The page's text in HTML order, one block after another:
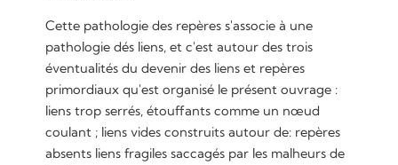
Cette pathologie des repères s'associe à une
pathologie dés liens, et c'est autour des trois
éventualités du devenir des liens et repères
primordiaux qu'est organisé le présent ouvrage :
liens trop serrés, étouffants comme un nœud
coulant ; liens vides construits autour de: repères
absents liens fragiles saccagés par les malheurs de